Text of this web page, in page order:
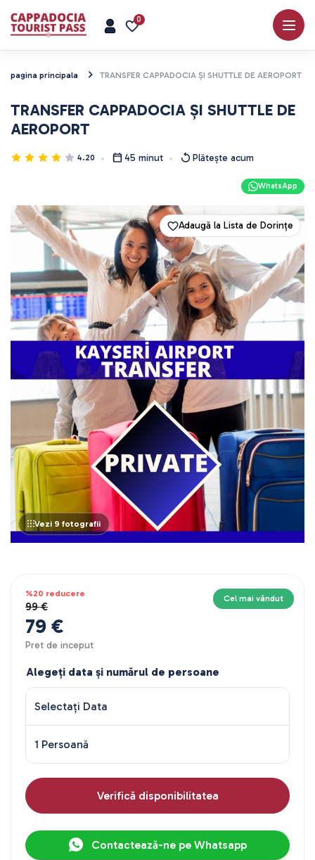
0
pagina principala TRANSFER CAPPADOCIA ȘI SHUTTLE DE AEROPORT
TRANSFER CAPPADOCIA ȘI SHUTTLE DE
AEROPORT
4.20 45 minut Plătește acum
WhatsApp
Adaugă la Lista de Dorințe
Vezi 9 fotografii
Cel mai vândut
%20 reducere
99 €
79 €
Pret de inceput
Alegeți data și numărul de persoane
Selectați Data
1 Persoană
Verifică disponibilitatea
Contactează-ne pe Whatsapp